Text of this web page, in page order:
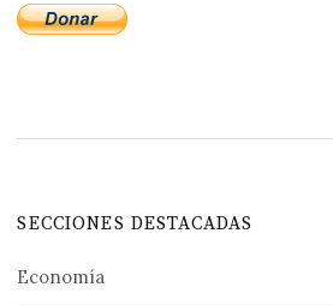
SECCIONES DESTACADAS
Economía